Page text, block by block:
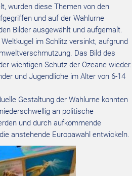
wurden diese Themen von den
und auf der Wahlurne
Bilder ausgewählt und aufgemalt.
im Schlitz versinkt, aufgrund
Das Bild des
wichtigen Schutz der Ozeane wieder.
und Jugendliche im Alter von 6-14
Gestaltung der Wahlurne konnten
an politische
und durch aufkommende
anstehende Europawahl entwickeln.